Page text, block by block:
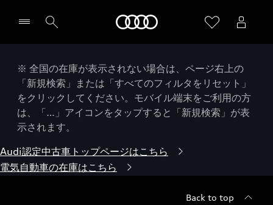
※ 全国の在庫が表示されない場合は、ページ右上の
「新規検索」または「すべてのフィルタをリセット」
をクリックしてください。モバイル端末をご利用の方
は、「…」アイコンをタップすると「新規検索」が表
示されます。
Audi認定中古車トップページはこちら
電気自動車の在庫はこちら
Back to top